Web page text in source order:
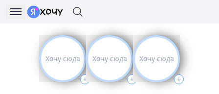
Хочу сюда
+
Хочу сюда
+
Хочу сюда
+